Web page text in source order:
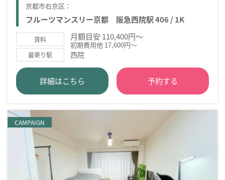
京都市右京区：
フルーツマンスリー京都 阪急西院駅 406 / 1K
賃料 月額目安 110,400円～
初期費用他 17,600円～
最寄り駅 西院
詳細はこちら 予約する
CAMPAIGN